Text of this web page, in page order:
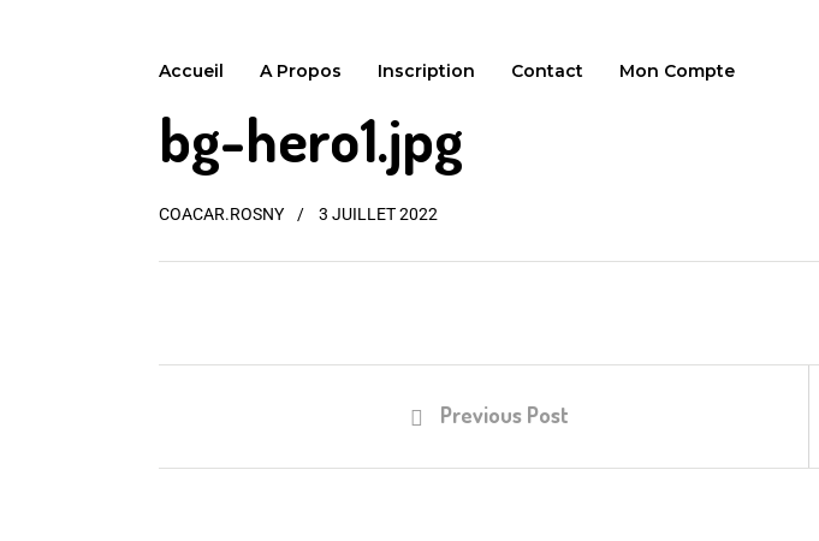
Accueil A Propos Inscription Contact Mon Compte
bg-hero1.jpg
COACAR.ROSNY 3 JUILLET 2022
Previous Post